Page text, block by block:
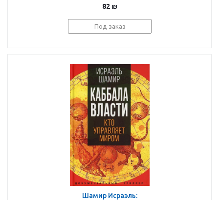
Документальное
82 ₪
Под заказ
Шамир Исраэль: